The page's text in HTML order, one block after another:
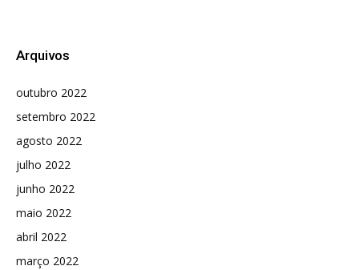
Arquivos
outubro 2022
setembro 2022
agosto 2022
julho 2022
junho 2022
maio 2022
abril 2022
março 2022